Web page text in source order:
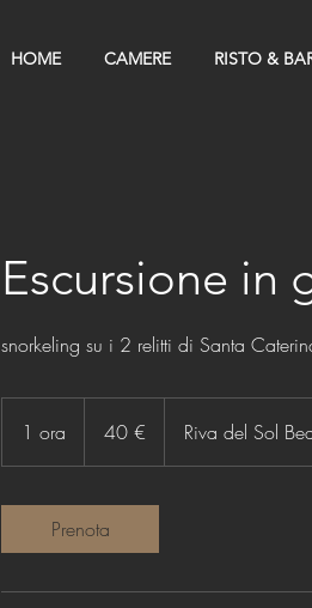
HOME CAMERE RISTO &
Escursione in
snorkeling su i 2 relitti di Santa
1 ora
o
40 € Riva del Sol
Prenota